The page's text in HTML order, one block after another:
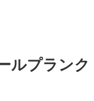
ルプランク